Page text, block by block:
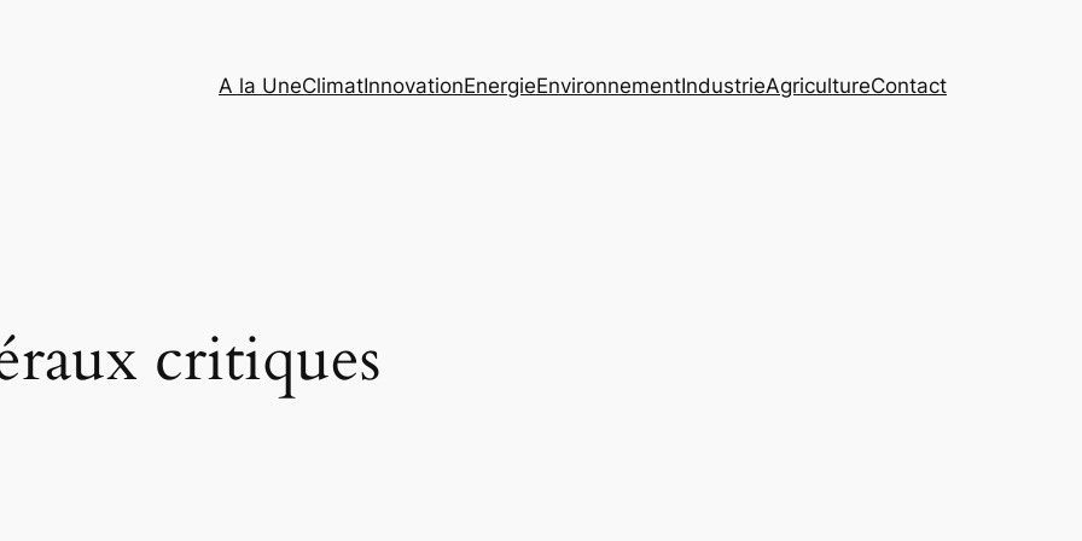
A la UneClimatInnovationEnergieEnvironnementIndustrieAgricultureContact
critiques